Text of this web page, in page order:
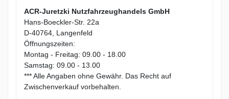
ACR-Juretzki Nutzfahrzeughandels GmbH
Hans-Boeckler-Str. 22a
D-40764, Langenfeld
Öffnungszeiten:
Montag - Freitag: 09.00 - 18.00
Samstag: 09.00 - 13.00
*** Alle Angaben ohne Gewähr. Das Recht auf
Zwischenverkauf vorbehalten.